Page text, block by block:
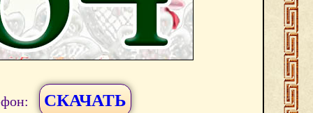
СКАЧАТЬ